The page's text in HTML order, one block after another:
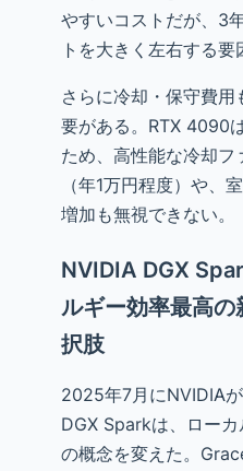
やすいコストだが、3
トを大きく左右する要
さらに冷却・保守費用
要がある。RTX 4090
ため、高性能な冷却フ
（年1万円程度）や、
増加も無視できない。
NVIDIA DGX
ルギー効率最高の
択肢
2025年7月にNVIDIA
DGX Sparkは、ロー
の概念を変えた。